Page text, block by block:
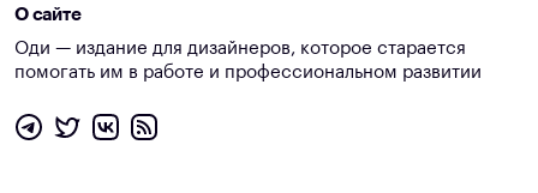
О сайте
Оди — издание для дизайнеров, которое старается
помогать им в работе и профессиональном развитии